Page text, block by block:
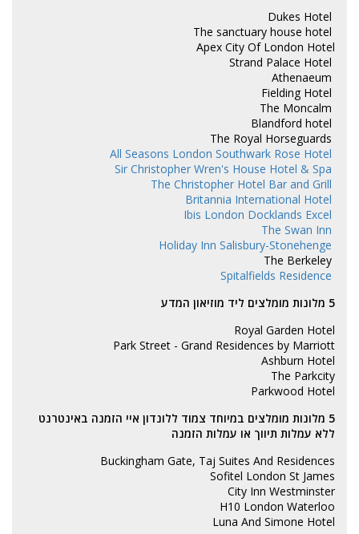
Dukes Hotel
The sanctuary house hotel
Apex City Of London Hotel
Strand Palace Hotel
Athenaeum
Fielding Hotel
The Moncalm
Blandford hotel
The Royal Horseguards
All Seasons London Southwark Rose Hotel
Sir Christopher Wren's House Hotel & Spa
The Christopher Hotel Bar and Grill
Britannia International Hotel
Ibis London Docklands Excel
The Swan Inn
Holiday Inn Salisbury-Stonehenge
The Berkeley
Spitalfields Residence
5 מלונות מומלצים ליד מוזיאון המדע
Royal Garden Hotel
Park Street - Grand Residences by Marriott
Ashburn Hotel
The Parkcity
Parkwood Hotel
5 מלונות מומלצים במיוחד צמוד ללונדון איי הזמנה באינטרנט
ללא עמלות תיווך או עמלות הזמנה
Buckingham Gate, Taj Suites And Residences
Sofitel London St James
City Inn Westminster
H10 London Waterloo
Luna And Simone Hotel